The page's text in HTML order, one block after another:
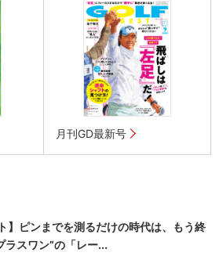
月刊GD最新号
】ピンまでを測るだけの時代は、もう終
スワン”の「レー...